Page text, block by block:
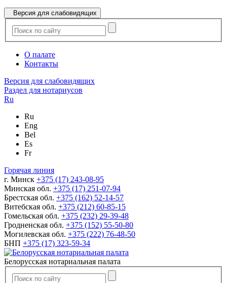
Версия для слабовидящих
О палате
Контакты
Версия для слабовидящих
Раздел для нотариусов
Ru
Ru
Eng
Bel
Es
Fr
Горячая линия
г. Минск +375 (17) 243-08-95
Минская обл. +375 (17) 251-07-94
Брестская обл. +375 (162) 52-14-57
Витебская обл. +375 (212) 60-85-15
Гомельская обл. +375 (232) 29-39-48
Гродненская обл. +375 (152) 55-50-80
Могилевская обл. +375 (222) 76-48-50
БНП +375 (17) 323-59-34
Белорусская нотариальная палата